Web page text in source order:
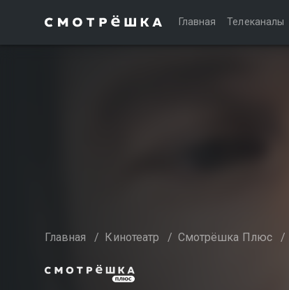
Главная Телеканалы
Главная / Кинотеатр / Смотрёшка Плюс /